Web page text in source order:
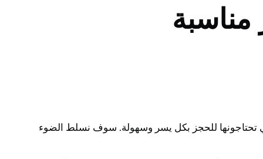
تحتاجونها للحجز بكل يسر وسهولة. سوف نسلط الضوء